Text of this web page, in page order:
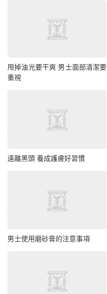
甩掉油光要干爽 男士面部清潔要
重視
遠離黑頭 養成護膚好習慣
男士使用磨砂膏的注意事項